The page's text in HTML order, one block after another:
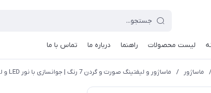
لیست محصولات راهنما درباره ما تماس با ما
/ ماساژور / ماساژور و لیفتینگ صورت و گردن 7 رنگ | جوانسازی با نور LED و لیفت حرفه‌ای پوست | جدیدترین مدل